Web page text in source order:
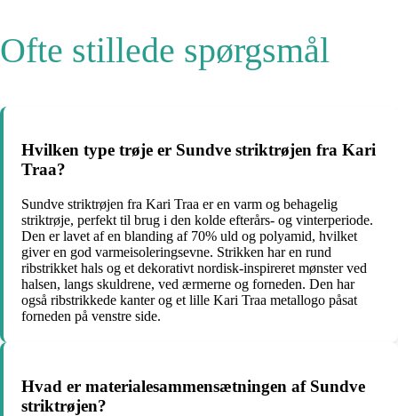
Ofte stillede spørgsmål
Hvilken type trøje er Sundve striktrøjen fra Kari
Traa?
Sundve striktrøjen fra Kari Traa er en varm og behagelig
striktrøje, perfekt til brug i den kolde efterårs- og vinterperiode.
Den er lavet af en blanding af 70% uld og polyamid, hvilket
giver en god varmeisoleringsevne. Strikken har en rund
ribstrikket hals og et dekorativt nordisk-inspireret mønster ved
halsen, langs skuldrene, ved ærmerne og forneden. Den har
også ribstrikkede kanter og et lille Kari Traa metallogo påsat
forneden på venstre side.
Hvad er materialesammensætningen af Sundve
striktrøjen?